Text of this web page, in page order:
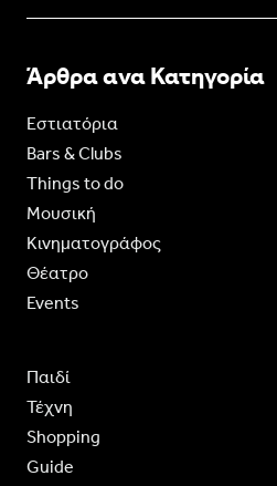
Άρθρα ανα Κατηγορία
Εστιατόρια
Bars & Clubs
Things to do
Moυσική
Κινηματογράφος
Θέατρο
Events
Παιδί
Τέχνη
Shopping
Guide